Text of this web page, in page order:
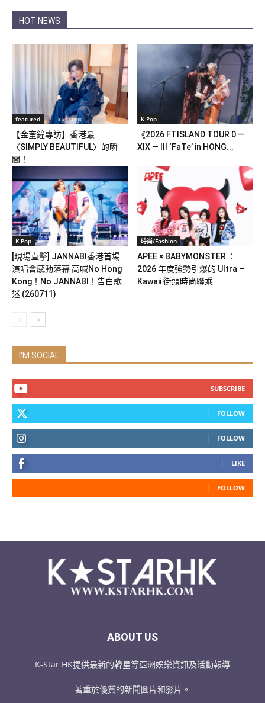
HOT NEWS
featured
【金奎鐘專訪】香港最
〈SIMPLY BEAUTIFUL〉的瞬
間！
K-Pop
《2026 FTISLAND TOUR 0 —
XIX — III ‘FaTe’ in HONG...
K-Pop
[現場直擊] JANNABI香港首場
演唱會感動落幕 高喊No Hong
Kong！No JANNABI！告白歌
迷 (260711)
時尚/Fashion
APEE × BABYMONSTER ：
2026 年度強勢引爆的 Ultra –
Kawaii 街頭時尚聯乘
I'M SOCIAL
SUBSCRIBE
FOLLOW
FOLLOW
LIKE
FOLLOW
ABOUT US
K-Star HK提供最新的韓星等亞洲娛樂資訊及活動報導
著重於優質的新聞圖片和影片。